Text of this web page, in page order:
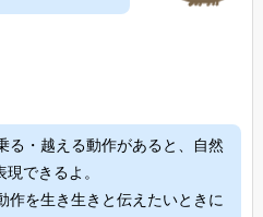
る・越える動作があると、自然
現できるよ。
作を生き生きと伝えたいときに